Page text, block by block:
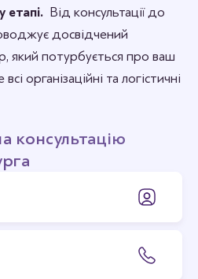
етапі. Від консультації до
досвідчений
який потурбується про ваш
організаційні та логістичні
консультацію